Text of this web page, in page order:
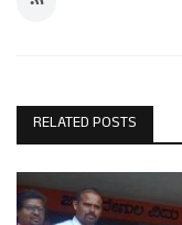
RELATED POSTS